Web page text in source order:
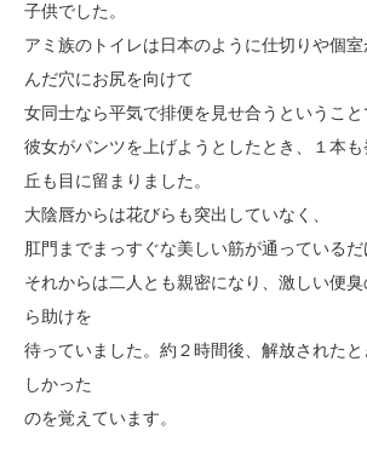
子供でした。
アミ族のトイレは日本のように仕切りや個
んだ穴にお尻を向けて
女同士なら平気で排便を見せ合うということ
彼女がパンツを上げようとしたとき、１本
丘も目に留まりました。
大陰唇からは花びらも突出していなく、
肛門までまっすぐな美しい筋が通っているだ
それからは二人とも親密になり、激しい便
ら助けを
待っていました。約２時間後、解放された
しかった
のを覚えています。